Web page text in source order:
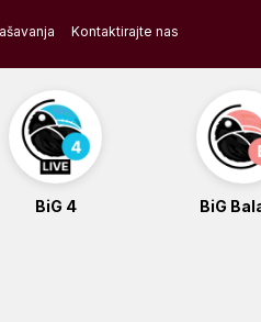
Kontaktirajte nas
BiG 4 BiG